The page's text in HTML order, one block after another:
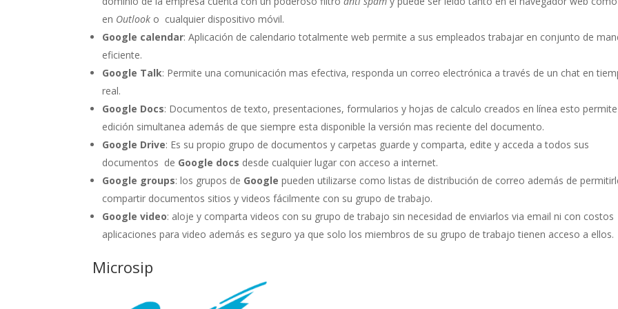
en Outlook o cualquier dispositivo móvil.
Google calendar: Aplicación de calendario totalmente web permite a sus empleados trabajar en conjunto de
eficiente.
Google Talk: Permite una comunicación mas efectiva, responda un correo electrónica a través de un chat en
real.
Google Docs: Documentos de texto, presentaciones, formularios y hojas de calculo creados en línea esto permite
edición simultanea además de que siempre esta disponible la versión mas reciente del documento.
Google Drive: Es su propio grupo de documentos y carpetas guarde y comparta, edite y acceda a todos sus
documentos de Google docs desde cualquier lugar con acceso a internet.
Google groups: los grupos de Google pueden utilizarse como listas de distribución de correo además de
compartir documentos sitios y videos fácilmente con su grupo de trabajo.
Google video: aloje y comparta videos con su grupo de trabajo sin necesidad de enviarlos via email ni con costos
aplicaciones para video además es seguro ya que solo los miembros de su grupo de trabajo tienen acceso a ellos.
Microsip